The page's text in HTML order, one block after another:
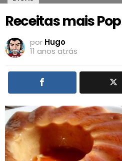
Receitas mais
por Hugo
11 anos atrás